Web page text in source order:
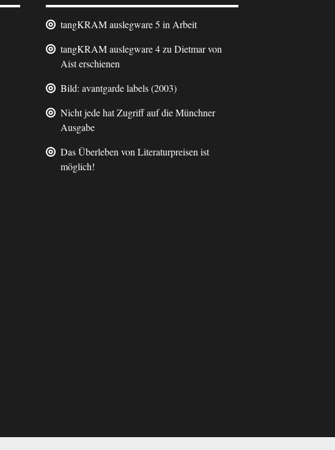
tangKRAM auslegware 5 in Arbeit
tangKRAM auslegware 4 zu Dietmar von
Aist erschienen
Bild: avantgarde labels (2003)
Nicht jede hat Zugriff auf die Münchner
Ausgabe
Das Überleben von Literaturpreisen ist
möglich!